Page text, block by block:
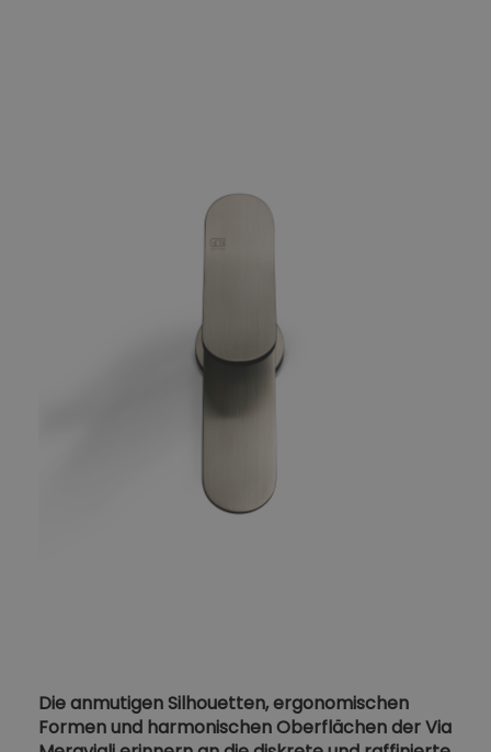
Die anmutigen Silhouetten, ergonomischen
Formen und harmonischen Oberflächen der Via